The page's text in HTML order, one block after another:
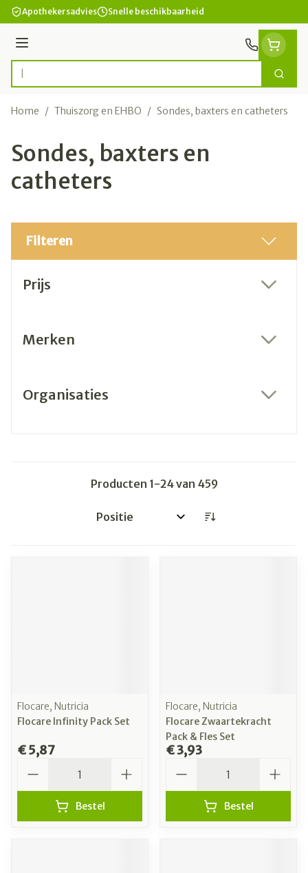
Ga naar de inhoud
Apothekersadvies Snelle beschikbaarheid
Menu
Product, merk, categorie... Zoek
Home / Thuiszorg en EHBO / Sondes, baxters en catheters
Sondes, baxters en
catheters
Filteren
Prijs
Merken
Organisaties
Producten 1-24van 459
Sorteer op:
Flocare, Nutricia
Flocare Infinity Pack Set
€ 5,87
Bestel
Flocare, Nutricia
Flocare Zwaartekracht
Pack & Fles Set
€ 3,93
Bestel